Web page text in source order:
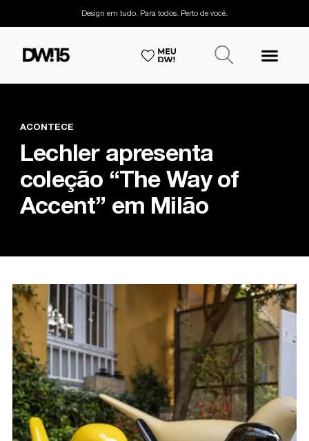
Design em tudo. Para todos. Perto de você.
ACONTECE
Lechler apresenta
coleção “The Way of
Accent” em Milão